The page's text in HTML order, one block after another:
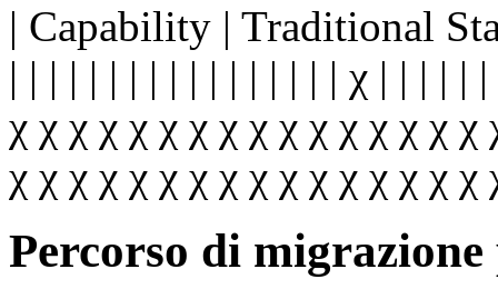
| Capability | Traditional
| | | | | | | | | | | | | | | | | χ | | | | |
χ χ χ χ χ χ χ χ χ χ χ χ χ χ χ
χ χ χ χ χ χ χ χ χ χ χ χ χ χ χ
Percorso di